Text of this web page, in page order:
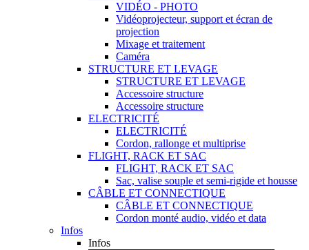
VIDÉO - PHOTO
Vidéoprojecteur, support et écran de
projection
Mixage et traitement
Caméra
STRUCTURE ET LEVAGE
STRUCTURE ET LEVAGE
Accessoire structure
Accessoire structure
ELECTRICITÉ
ELECTRICITÉ
Cordon, rallonge et multiprise
FLIGHT, RACK ET SAC
FLIGHT, RACK ET SAC
Sac, valise souple et semi-rigide et housse
CÂBLE ET CONNECTIQUE
CÂBLE ET CONNECTIQUE
Cordon monté audio, vidéo et data
Infos
Infos